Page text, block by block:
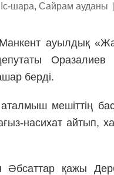
Іс-шара, Сайрам ауданы |
ауылдық
берді.
мешіттің
насихат айтып,
қажы